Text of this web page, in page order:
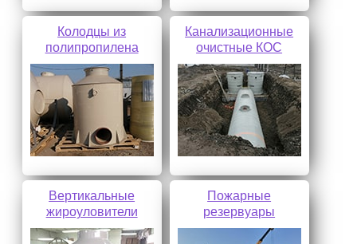
Колодцы из
полипропилена
Канализационные
очистные КОС
Вертикальные
жироуловители
Пожарные
резервуары